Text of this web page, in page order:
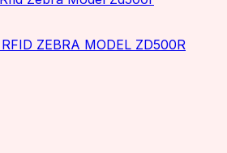
ZEBRA MODEL ZD500R